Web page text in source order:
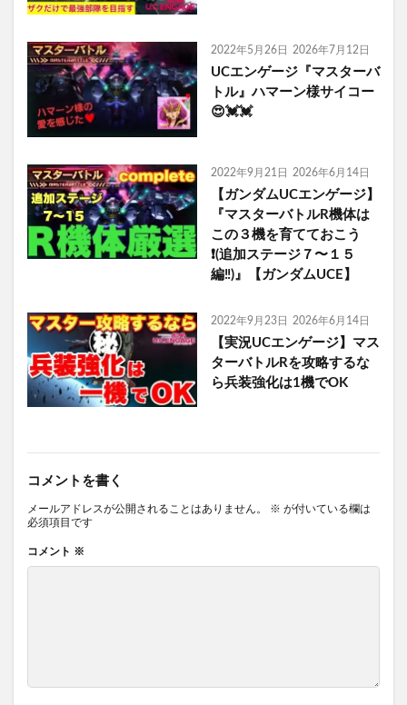
2022年5月26日 2026年7月12日
UCエンゲージ『マスターバ
トル』ハマーン様サイコー
😍💓💓
2022年9月21日 2026年6月14日
【ガンダムUCエンゲージ】
『マスターバトルR機体は
この３機を育てておこう
❗️(追加ステージ７〜１５
編‼️)』【ガンダムUCE】
2022年9月23日 2026年6月14日
【実況UCエンゲージ】マス
ターバトルRを攻略するな
ら兵装強化は1機でOK
コメントを書く
メールアドレスが公開されることはありません。 ※ が付いている欄は
必須項目です
コメント ※